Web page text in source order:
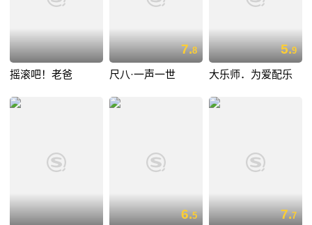
摇滚吧！老爸
7.8
尺八·一声一世
5.9
大乐师．为爱配乐
6.5 7.7